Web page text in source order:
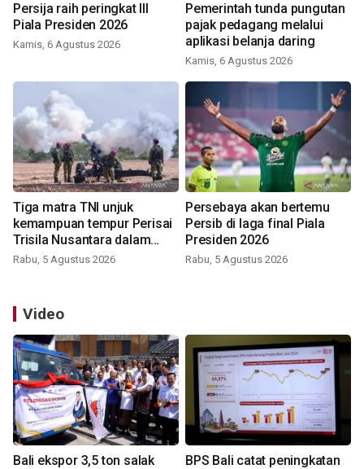
Persija raih peringkat III
Piala Presiden 2026
Kamis, 6 Agustus 2026
Pemerintah tunda pungutan
pajak pedagang melalui
aplikasi belanja daring
Kamis, 6 Agustus 2026
Tiga matra TNI unjuk
kemampuan tempur Perisai
Trisila Nusantara dalam
latihan di Kepri
Rabu, 5 Agustus 2026
Persebaya akan bertemu
Persib di laga final Piala
Presiden 2026
Rabu, 5 Agustus 2026
Video
Bali ekspor 3,5 ton salak
BPS Bali catat peningkatan